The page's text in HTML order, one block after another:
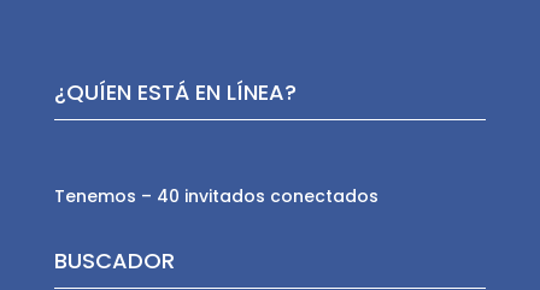
¿QUÍEN ESTÁ EN LÍNEA?
Tenemos – 40 invitados conectados
BUSCADOR